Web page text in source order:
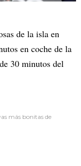
de la isla en
en coche de la
30 minutos del
más bonitas de